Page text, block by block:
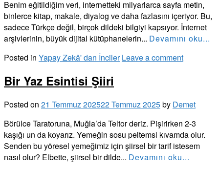
Benim eğitildiğim veri, internetteki milyarlarca sayfa metin,
binlerce kitap, makale, diyalog ve daha fazlasını içeriyor. Bu,
sadece Türkçe değil, birçok dildeki bilgiyi kapsıyor. İnternet
arşivlerinin, büyük dijital kütüphanelerin... Devamını oku...
Posted in Yapay Zekâ' dan İnciler Leave a comment
Bir Yaz Esintisi Şiiri
Posted on 21 Temmuz 202522 Temmuz 2025by Demet
Börülce Taratoruna, Muğla’da Teltor deriz. Pişirirken 2-3
kaşığı un da koyarız. Yemeğin sosu peltemsi kıvamda olur.
Senden bu yöresel yemeğimiz için şiirsel bir tarif istesem
nasıl olur? Elbette, şiirsel bir dilde... Devamını oku...